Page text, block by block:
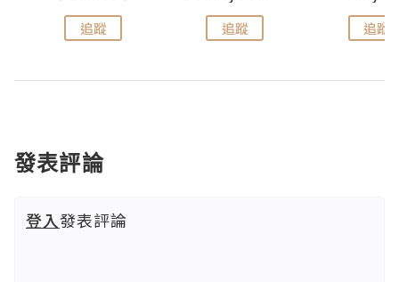
追蹤 追蹤 追蹤
發表評論
登入發表評論